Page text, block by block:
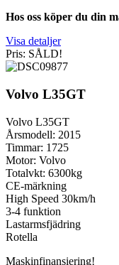
Hos oss köper du din
Visa detaljer
Pris: SÅLD!
Volvo L35GT
Volvo L35GT
Årsmodell: 2015
Timmar: 1725
Motor: Volvo
Totalvkt: 6300kg
CE-märkning
High Speed 30km/h
3-4 funktion
Lastarmsfjädring
Rotella
Maskinfinansiering!